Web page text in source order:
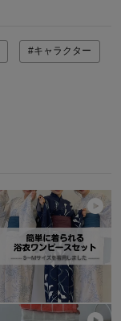
#キャラクター